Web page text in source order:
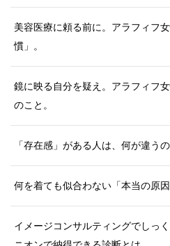
美容医療に頼る前に。アラフィフ
慣」。
鏡に映る自分を疑え。アラフィフ
のこと。
「存在感」がある人は、何が違う
何を着ても似合わない「本当の原因
イメージコンサルティングでしっ